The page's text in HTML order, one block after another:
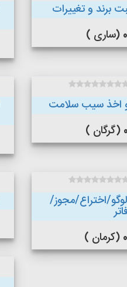
و تغییرات
اخذ سیب سلامت
اختراع/مجوز/